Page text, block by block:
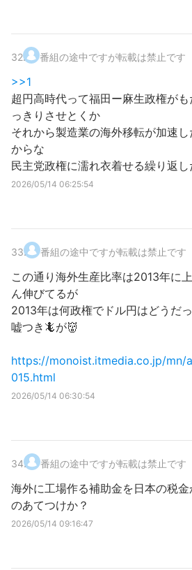
32. 番組の途中ですが転載は禁止です
>>1
超円高時代って福田ー麻生政権が
っきりさせとくか
それから製造業の海外移転が加速
からな
民主党政権に濡れ衣着せる繰り返
2026/05/14 06:25:54
33. 番組の途中ですが転載は禁止です
この通り海外生産比率は2013年に
ん伸びてるが
2013年は何政権でドル円はどうだ
嘘つき🦎が👹
https://monoist.itmedia.co.jp/mn/
015.html
2026/05/14 06:30:54
34. 番組の途中ですが転載は禁止です
海外に工場作る補助金を日本の税
のあてつけか？
2026/05/14 09:16:47